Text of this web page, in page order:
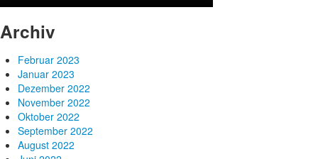
Archiv
Februar 2023
Januar 2023
Dezember 2022
November 2022
Oktober 2022
September 2022
August 2022